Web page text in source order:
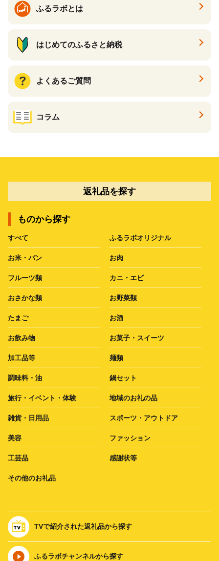
ふるラボとは
はじめてのふるさと納税
よくあるご質問
コラム
返礼品を探す
ものから探す
すべて ふるラボオリジナル
お米・パン お肉
フルーツ類 カニ・エビ
おさかな類 お野菜類
たまご お酒
お飲み物 お菓子・スイーツ
加工品等 麺類
調味料・油 鍋セット
旅行・イベント・体験 地域のお礼の品
雑貨・日用品 スポーツ・アウトドア
美容 ファッション
工芸品 感謝状等
その他のお礼品
TVで紹介された返礼品から探す
ふるラボチャンネルから探す